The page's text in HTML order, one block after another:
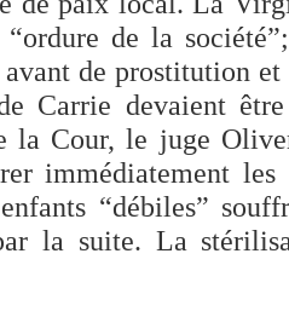
de la
de prostitution et
Carrie devaient
la Cour, le juge
immédiatement
“débiles”
la suite. La